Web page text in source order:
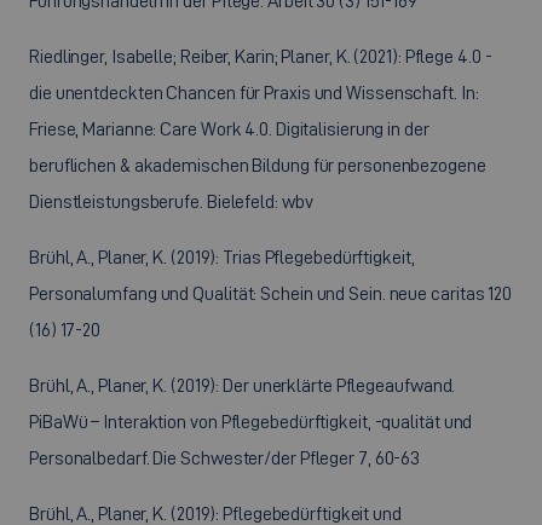
Riedlinger, Isabelle; Reiber, Karin; Planer, K. (2021): Pflege 4.0 -
die unentdeckten Chancen für Praxis und Wissenschaft. In:
Friese, Marianne: Care Work 4.0. Digitalisierung in der
beruflichen & akademischen Bildung für personenbezogene
Dienstleistungsberufe. Bielefeld: wbv
Brühl, A., Planer, K. (2019): Trias Pflegebedürftigkeit,
Personalumfang und Qualität: Schein und Sein. neue caritas 120
(16) 17-20
Brühl, A., Planer, K. (2019): Der unerklärte Pflegeaufwand.
PiBaWü – Interaktion von Pflegebedürftigkeit, -qualität und
Personalbedarf. Die Schwester/der Pfleger 7, 60-63
Brühl, A., Planer, K. (2019): Pflegebedürftigkeit und